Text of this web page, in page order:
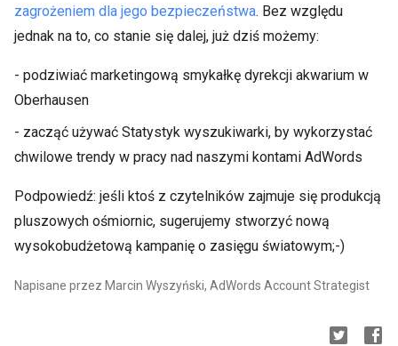
zagrożeniem dla jego bezpieczeństwa. Bez względu
jednak na to, co stanie się dalej, już dziś możemy:
- podziwiać marketingową smykałkę dyrekcji akwarium w
Oberhausen
- zacząć używać Statystyk wyszukiwarki, by wykorzystać
chwilowe trendy w pracy nad naszymi kontami AdWords
Podpowiedź: jeśli ktoś z czytelników zajmuje się produkcją
pluszowych ośmiornic, sugerujemy stworzyć nową
wysokobudżetową kampanię o zasięgu światowym;-)
Napisane przez Marcin Wyszyński, AdWords Account Strategist